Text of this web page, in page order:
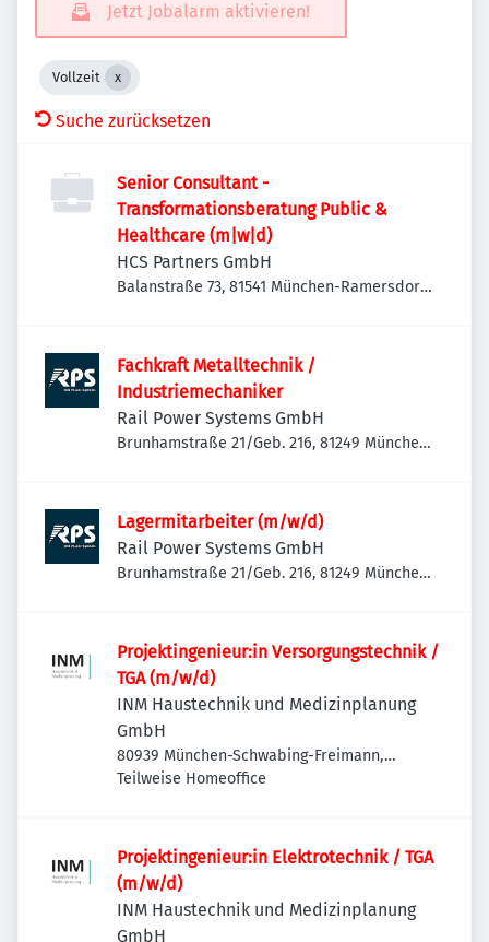
Jetzt Jobalarm aktivieren!
Vollzeit
Suche zurücksetzen
Senior Consultant -
Transformationsberatung Public &
Healthcare (m|w|d)
HCS Partners GmbH
Balanstraße 73, 81541 München-Ramersdorf-
Fachkraft Metalltechnik /
Industriemechaniker
Rail Power Systems GmbH
Brunhamstraße 21/Geb. 216, 81249 München-
Lagermitarbeiter (m/w/d)
Rail Power Systems GmbH
Brunhamstraße 21/Geb. 216, 81249 München-
Projektingenieur:in Versorgungstechnik /
TGA (m/w/d)
INM Haustechnik und Medizinplanung
GmbH
80939 München-Schwabing-Freimann,
Deutschland
Teilweise Homeoffice
Projektingenieur:in Elektrotechnik / TGA
(m/w/d)
INM Haustechnik und Medizinplanung
GmbH